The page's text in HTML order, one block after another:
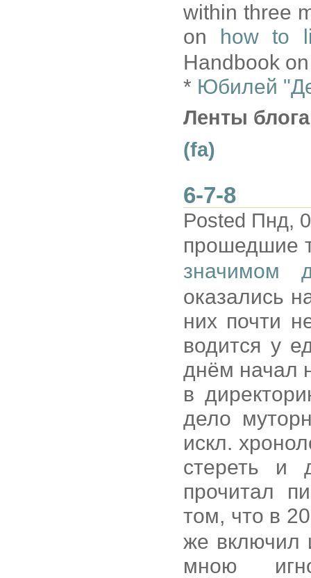
within three
on how to
Handbook
* Юбилей
Ленты
(fa)
6-7-8
Posted Пнд,
прошедшие
значимом
оказались
них почти
водится у
днём начал
в
дело
искл.
стереть и
прочитал
том, что в
же включил
мною